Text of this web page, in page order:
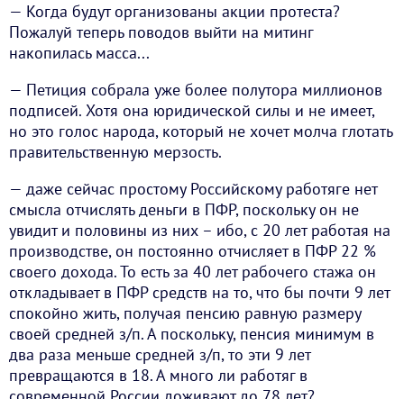
— Когда будут организованы акции протеста?
Пожалуй теперь поводов выйти на митинг
накопилась масса...
— Петиция собрала уже более полутора миллионов
подписей. Хотя она юридической силы и не имеет,
но это голос народа, который не хочет молча глотать
правительственную мерзость.
— даже сейчас простому Российскому работяге нет
смысла отчислять деньги в ПФР, поскольку он не
увидит и половины из них – ибо, с 20 лет работая на
производстве, он постоянно отчисляет в ПФР 22 %
своего дохода. То есть за 40 лет рабочего стажа он
откладывает в ПФР средств на то, что бы почти 9 лет
спокойно жить, получая пенсию равную размеру
своей средней з/п. А поскольку, пенсия минимум в
два раза меньше средней з/п, то эти 9 лет
превращаются в 18. А много ли работяг в